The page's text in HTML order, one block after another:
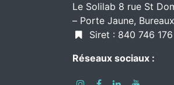
Le Solilab 8 rue St
– Porte Jaune,
Siret : 840 746
Réseaux sociaux :